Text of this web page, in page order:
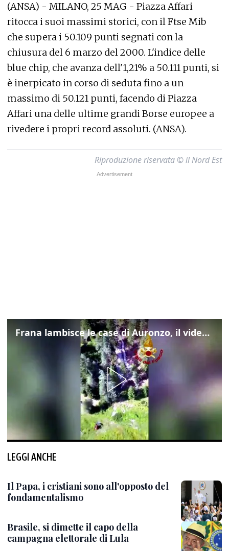
(ANSA) - MILANO, 25 MAG - Piazza Affari
ritocca i suoi massimi storici, con il Ftse Mib
che supera i 50.109 punti segnati con la
chiusura del 6 marzo del 2000. L'indice delle
blue chip, che avanza dell'1,21% a 50.111 punti, si
è inerpicato in corso di seduta fino a un
massimo di 50.121 punti, facendo di Piazza
Affari una delle ultime grandi Borse europee a
rivedere i propri record assoluti. (ANSA).
Riproduzione riservata © il Nord Est
Frana lambisce le case di Auronzo, il video dall'elicottero dei vigili del fuoco
LEGGI ANCHE
Il Papa, i cristiani sono all'opposto del
fondamentalismo
Brasile, si dimette il capo della
campagna elettorale di Lula